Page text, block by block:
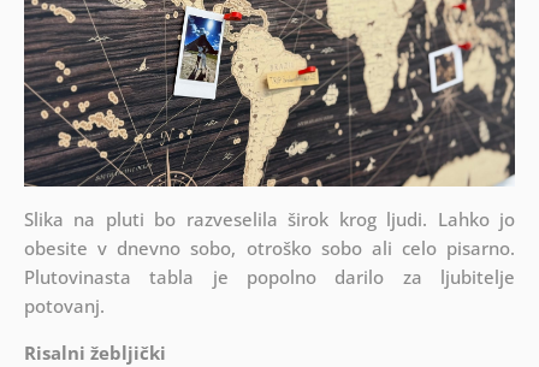
Slika na pluti bo razveselila širok krog ljudi. Lahko jo
obesite v dnevno sobo, otroško sobo ali celo pisarno.
Plutovinasta tabla je popolno darilo za ljubitelje
potovanj.
Risalni žebljički